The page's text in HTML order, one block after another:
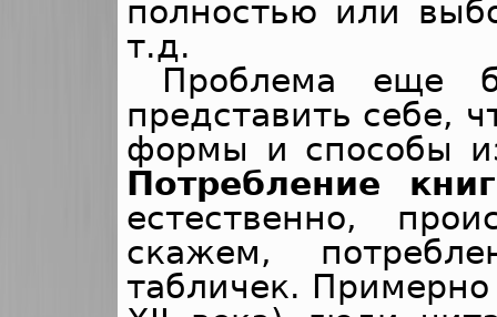
полностью или
т.д.
Проблема еще
представить себе,
формы и способы
Потребление книг
естественно,
скажем,
табличек.